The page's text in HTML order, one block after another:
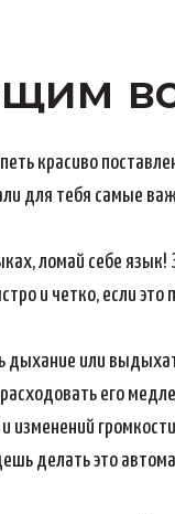
красиво
для тебя самые
ломай себе
и четко, если это
или
его
изменений
делать это